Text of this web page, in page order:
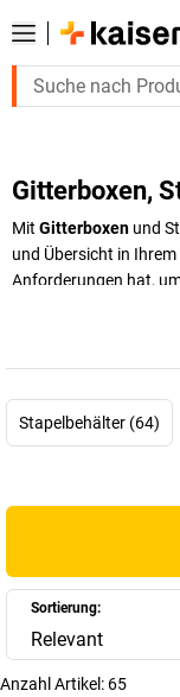
Gitterboxen,
Mit Gitterboxen und
und Übersicht in
Anforderungen hat,
verschiedenen
+Mehr anzeigen
Stapelbehälter (64)
Sortierung:
Relevant
Anzahl Artikel: 65